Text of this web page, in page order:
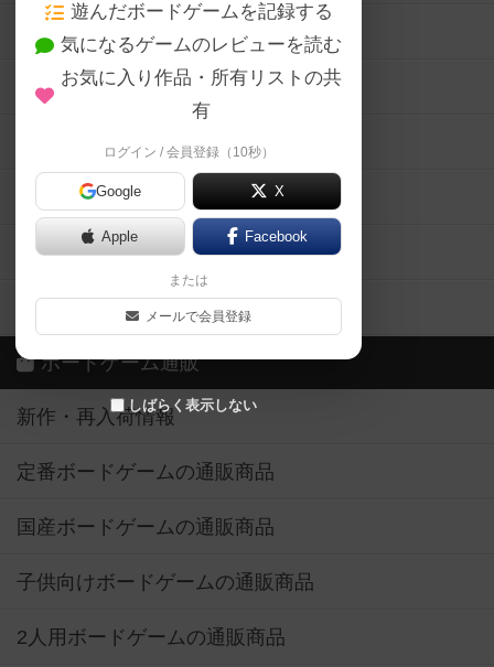
遊んだボードゲームを記録する
気になるゲームのレビューを読む
お気に入り作品・所有リストの共
有
ログイン / 会員登録（10秒）
Google X
Apple Facebook
または
メールで会員登録
しばらく表示しない
ボードゲーム会情報
メカニクス特集
掲示板・トピックス
ボドとも・会員一覧
ボードゲーム業界コラム
ボドゲーマご利用案内
ボードゲーム通販
新作・再入荷情報
定番ボードゲームの通販商品
国産ボードゲームの通販商品
子供向けボードゲームの通販商品
2人用ボードゲームの通販商品